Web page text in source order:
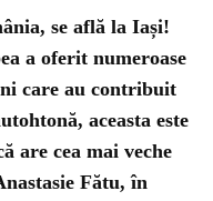
se află la Iași!
a oferit numeroase
care au contribuit
aceasta este
are cea mai veche
Fătu, în